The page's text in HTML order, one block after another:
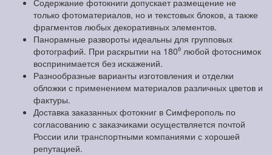
Содержание фотокниги допускает размещение не
только фотоматериалов, но и текстовых блоков, а также
фрагментов любых декоративных элементов.
Панорамные развороты идеальны для групповых
фотографий. При раскрытии на 180⁰ любой фотоснимок
воспринимается без искажений.
Разнообразные варианты изготовления и отделки
обложки с применением материалов различных цветов и
фактуры.
Доставка заказанных фотокниг в Симферополь по
согласованию с заказчиками осуществляется почтой
России или транспортными компаниями с хорошей
репутацией.